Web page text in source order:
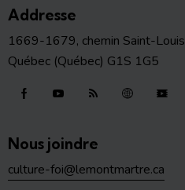
Addresse
1669-1679, chemin Saint-Louis
Québec (Québec) G1S 1G5
Nous joindre
culture-foi@lemontmartre.ca